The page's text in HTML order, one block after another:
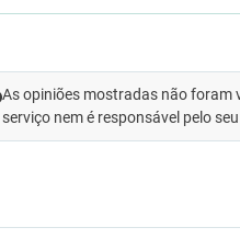
As opiniões mostradas não foram
serviço nem é responsável pelo